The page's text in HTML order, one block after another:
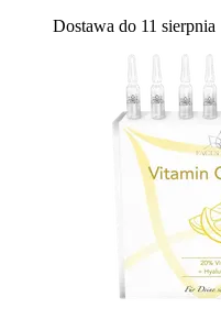
Dostawa do 11 sierpnia